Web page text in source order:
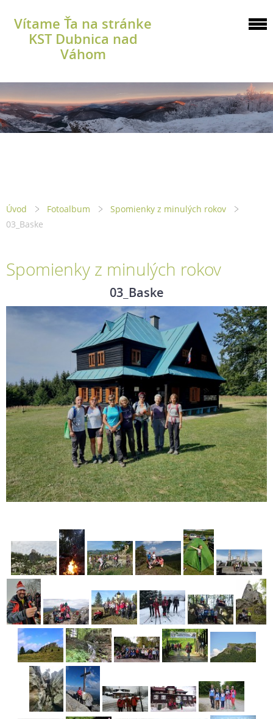
Vítame Ťa na stránke
KST Dubnica nad
Váhom
Úvod Fotoalbum
Spomienky z minulých rokov
03_Baske
Spomienky z minulých rokov
03_Baske